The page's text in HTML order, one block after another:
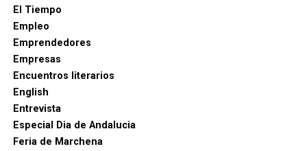
El Tiempo
Empleo
Emprendedores
Empresas
Encuentros literarios
English
Entrevista
Especial Dia de Andalucia
Feria de Marchena